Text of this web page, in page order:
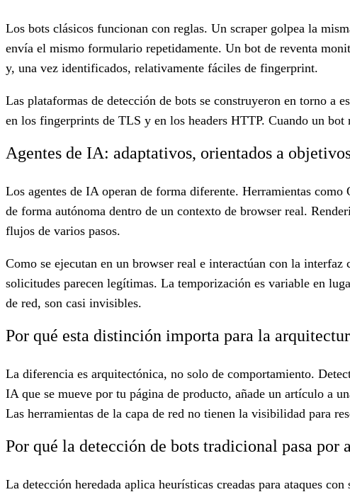
Los bots clásicos funcionan con reglas. Un scraper golpea la
envía el mismo formulario repetidamente. Un bot de reventa
y, una vez identificados, relativamente fáciles de fingerprint.
Las plataformas de detección de bots se construyeron en torno a
en los fingerprints de TLS y en los headers HTTP. Cuando un
Agentes de IA: adaptativos, orientados a
Los agentes de IA operan de forma diferente. Herramientas
de forma autónoma dentro de un contexto de browser real.
flujos de varios pasos.
Como se ejecutan en un browser real e interactúan con la interfaz
solicitudes parecen legítimas. La temporización es variable en
de red, son casi invisibles.
Por qué esta distinción importa para la
La diferencia es arquitectónica, no solo de comportamiento.
IA que se mueve por tu página de producto, añade un artículo a
Las herramientas de la capa de red no tienen la visibilidad para
Por qué la detección de bots tradicional pasa por
La detección heredada aplica heurísticas creadas para ataques